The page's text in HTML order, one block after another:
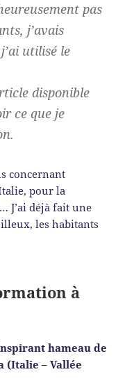
pas
j’avais
utilisé le
disponible
ce que je
concernant
pour la
J’ai déjà fait une
les habitants
à
hameau de
(Italie – Vallée